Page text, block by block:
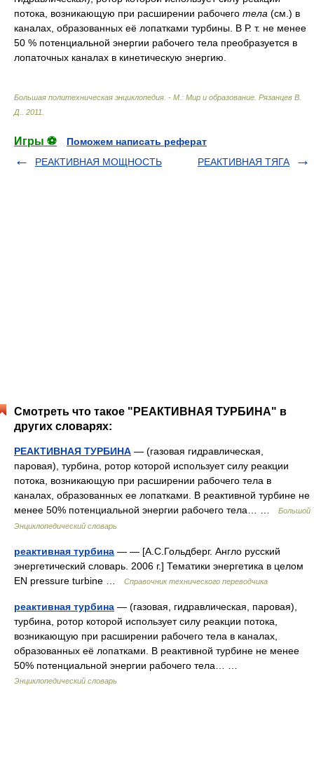
потока, возникающую при расширении рабочего тела (см.) в
каналах, образованных её лопатками турбины. В Р. т. не менее
50 % потенциальной энергии рабочего тела преобразуется в
лопаточных каналах в кинетическую энергию.
Большая политехническая энциклопедия. - М.: Мир и образование Рязанцев В.
Д.
2011
Игры ⚽
Поможем написать реферат
РЕАКТИВНАЯ МОЩНОСТЬ
РЕАКТИВНАЯ ТЯГА
Смотреть что такое "РЕАКТИВНАЯ ТУРБИНА" в
других словарях:
РЕАКТИВНАЯ ТУРБИНА — (газовая гидравлическая,
паровая), турбина, ротор которой использует силу реакции
потока, возникающую при расширении рабочего тела в
каналах, образованных ее лопатками. В реактивной турбине не
менее 50% потенциальной энергии рабочего тела… …
Большой
Энциклопедический словарь
реактивная турбина — — [А.С.Гольдберг. Англо русский
энергетический словарь. 2006 г.] Тематики энергетика в целом
EN pressure turbine …
Справочник технического переводчика
реактивная турбина — (газовая, гидравлическая, паровая),
турбина, ротор которой использует силу реакции потока,
возникающую при расширении рабочего тела в каналах,
образованных её лопатками. В реактивной турбине не менее
50% потенциальной энергии рабочего тела… …
Энциклопедический словарь